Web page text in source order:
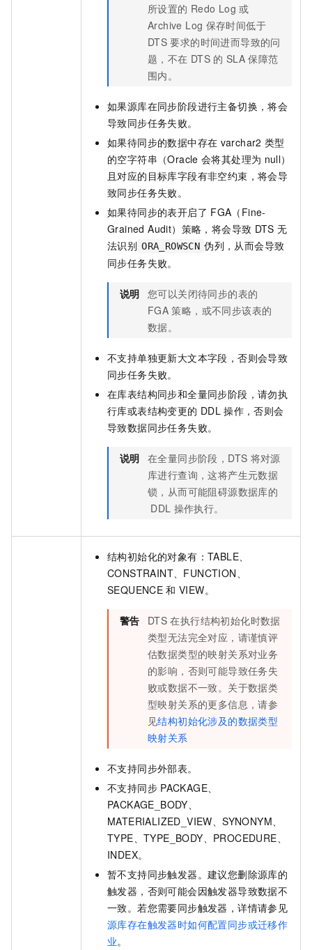
所设置的 Redo Log 或
Archive Log 保存时间低于
DTS 要求的时间进而导致的问
题，不在 DTS 的 SLA 保障范
围内。
如果源库在同步阶段进行主备切换，将会
导致同步任务失败。
如果待同步的数据中存在 varchar2 类型
的空字符串（Oracle 会将其处理为 null）
且对应的目标库字段有非空约束，将会导
致同步任务失败。
如果待同步的表开启了 FGA（Fine-
Grained Audit）策略，将会导致 DTS 无
法识别 ORA_ROWSCN 伪列，从而会导致
同步任务失败。
说明 您可以关闭待同步的表的
FGA 策略，或不同步该表的
数据。
不支持单独更新大文本字段，否则会导致
同步任务失败。
在库表结构同步和全量同步阶段，请勿执
行库或表结构变更的 DDL 操作，否则会
导致数据同步任务失败。
说明 在全量同步阶段，DTS 将对源
库进行查询，这将产生元数据
锁，从而可能阻碍源数据库的
DDL 操作执行。
结构初始化的对象有：TABLE、
CONSTRAINT、FUNCTION、
SEQUENCE 和 VIEW。
警告 DTS 在执行结构初始化时数据
类型无法完全对应，请谨慎评
估数据类型的映射关系对业务
的影响，否则可能导致任务失
败或数据不一致。关于数据类
型映射关系的更多信息，请参
见结构初始化涉及的数据类型
映射关系
不支持同步外部表。
不支持同步 PACKAGE、
PACKAGE_BODY、
MATERIALIZED_VIEW、SYNONYM、
TYPE、TYPE_BODY、PROCEDURE、
INDEX。
暂不支持同步触发器。建议您删除源库的
触发器，否则可能会因触发器导致数据不
一致。若您需要同步触发器，详情请参见
源库存在触发器时如何配置同步或迁移作
业。